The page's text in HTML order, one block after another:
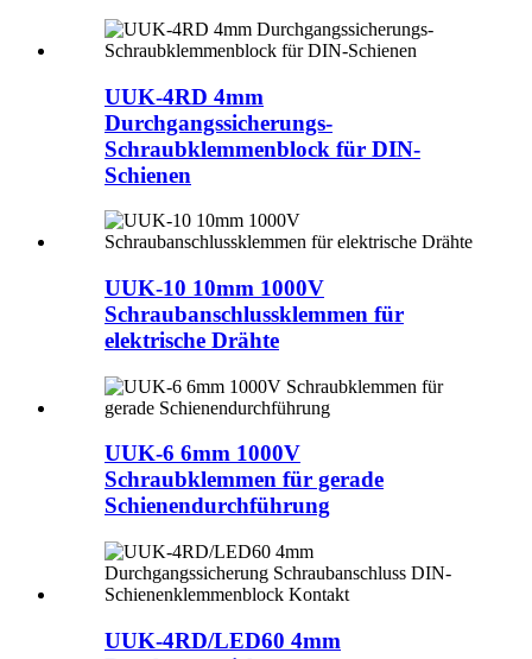
UUK-4RD 4mm
Durchgangssicherungs-
Schraubklemmenblock für DIN-
Schienen
UUK-10 10mm 1000V
Schraubanschlussklemmen für
elektrische Drähte
UUK-6 6mm 1000V
Schraubklemmen für gerade
Schienendurchführung
UUK-4RD/LED60 4mm